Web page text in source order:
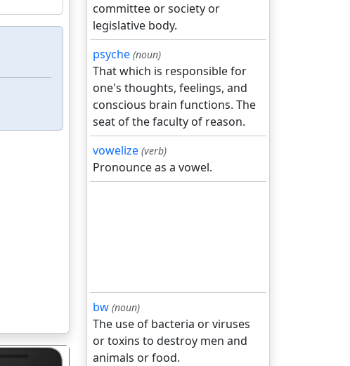
committee or society or
legislative body.
psyche (noun)
That which is responsible for
one's thoughts, feelings, and
conscious brain functions. The
seat of the faculty of reason.
vowelize (verb)
Pronounce as a vowel.
bw (noun)
The use of bacteria or viruses
or toxins to destroy men and
animals or food.